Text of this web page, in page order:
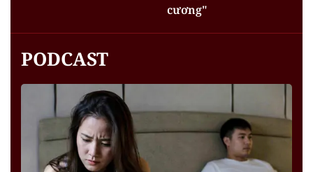
cương"
PODCAST